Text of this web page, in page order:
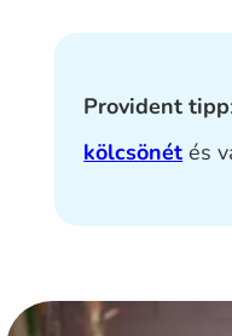
Provident tipp
kölcsönét és